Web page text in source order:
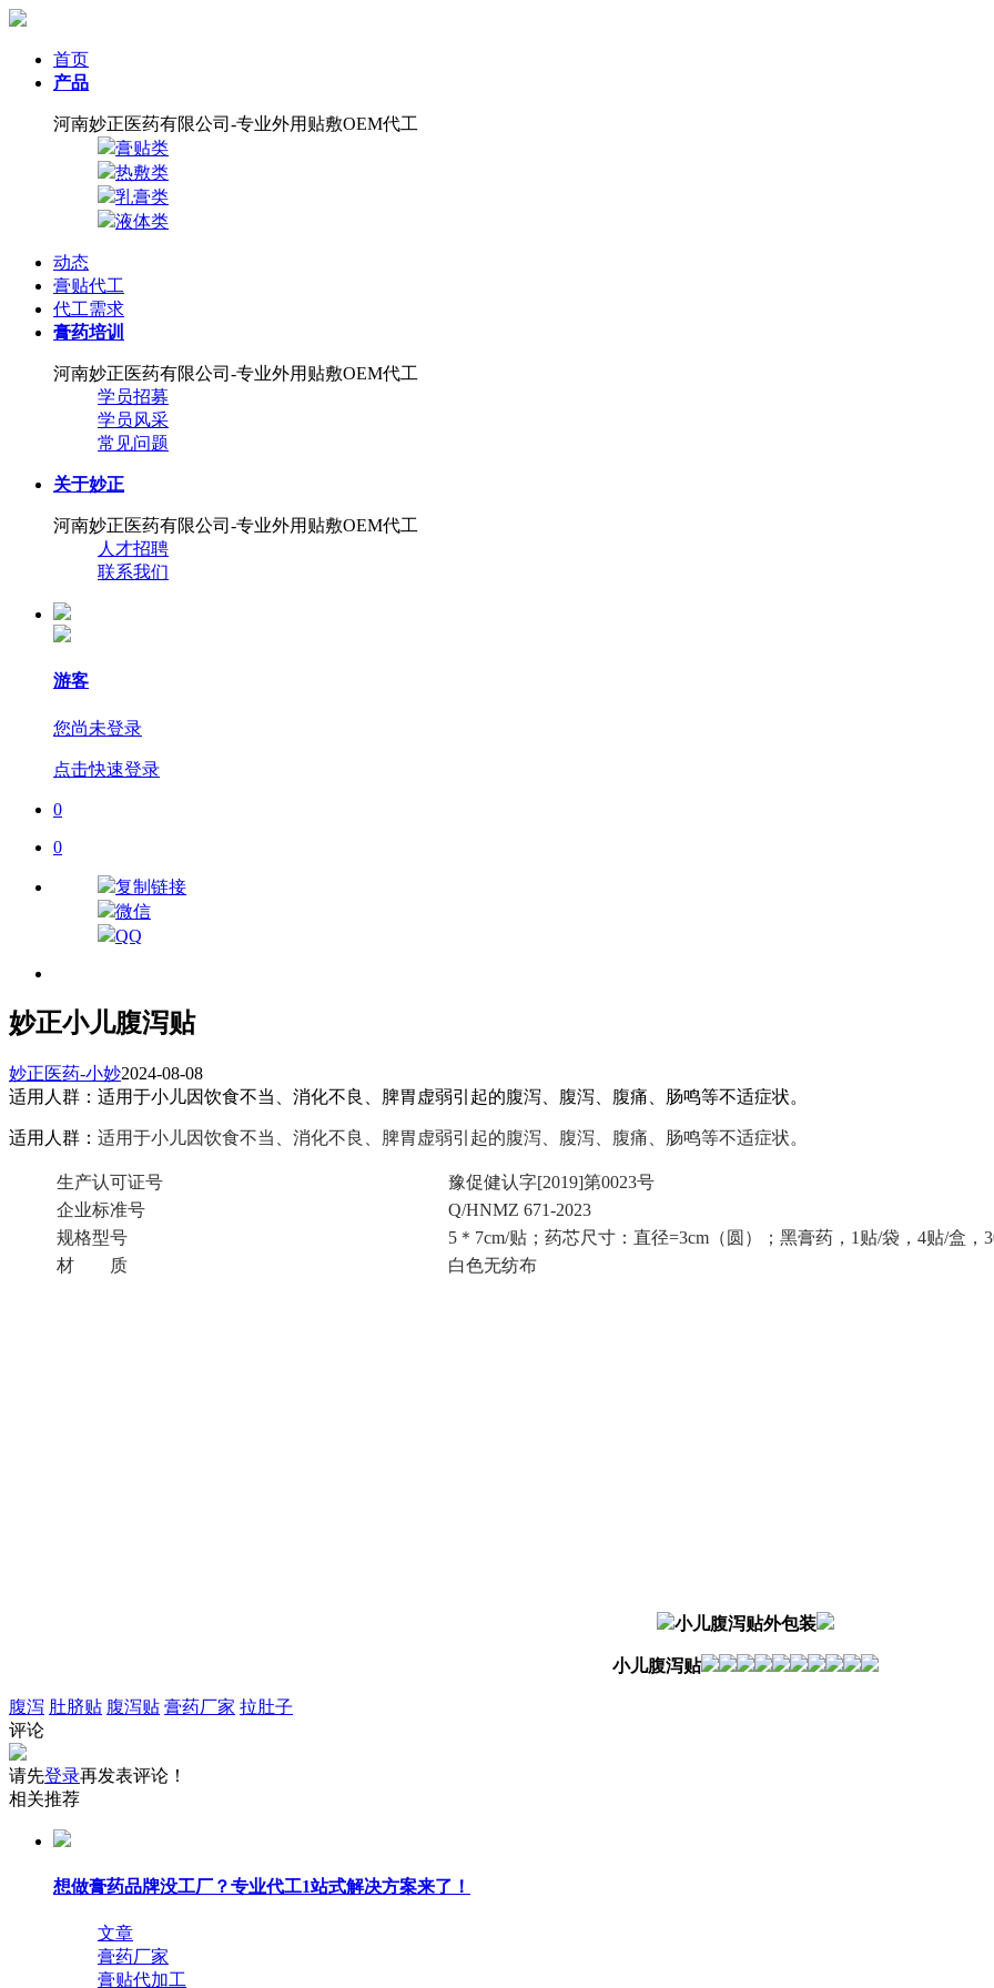
首页
产品
河南妙正医药有限公司-专业外用贴敷OEM代工
膏贴类
热敷类
乳膏类
液体类
动态
膏贴代工
代工需求
膏药培训
河南妙正医药有限公司-专业外用贴敷OEM代工
学员招募
学员风采
常见问题
关于妙正
河南妙正医药有限公司-专业外用贴敷OEM代工
人才招聘
联系我们
游客
您尚未登录
点击快速登录
0
0
复制链接
微信
QQ
妙正小儿腹泻贴
妙正医药-小妙2024-08-08
适用人群：适用于小儿因饮食不当、消化不良、脾胃虚弱引起的腹泻、腹泻、腹痛、肠鸣等不适症状。
适用人群： 适用于小儿因饮食不当、消化不良、脾胃虚弱引起的腹泻、腹泻、腹痛、肠鸣等不适症状。
生产认可证号
豫促健认字[2019]第0023号
企业标准号
Q/HNMZ 671-2023
规格型号
5＊7cm/贴；药芯尺寸：直径=3cm（圆）；黑膏药，1贴/袋，4贴/盒，
材 质
白色无纺布
小儿腹泻贴外包装
小儿腹泻贴
腹泻 肚脐贴 腹泻贴 膏药厂家 拉肚子
评论
请先登录再发表评论！
相关推荐
想做膏药品牌没工厂？专业代工1站式解决方案来了！
文章
膏药厂家
膏贴代加工